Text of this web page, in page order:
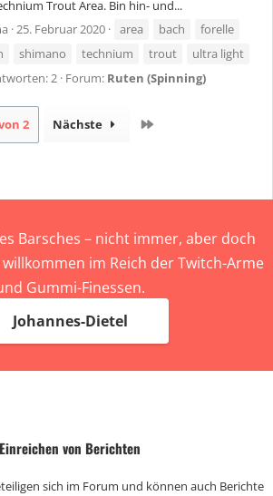
Trout Area. Bin hin- und...
25. Februar 2020 area bach
forelle
shimano technium trout
ultra light
2 Forum: Ruten (Spinning)
2 Nächste
Barsches – nicht immer, aber doch
im Reich der Twitch-Arme
Gummi-Finessen.
Johannes-Dietel
Einreichen von Berichten
sich im Forum und können auch Berichte